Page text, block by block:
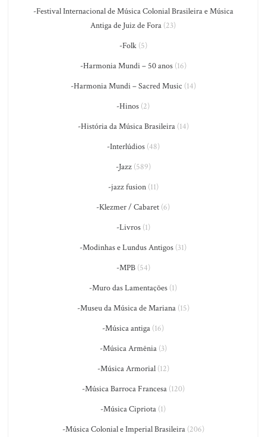
-Festival Internacional de Música Colonial Brasileira e Música
Antiga de Juiz de Fora (23)
-Folk(5)
-Harmonia Mundi – 50 anos(16)
-Harmonia Mundi – Sacred Music (14)
-Hinos (2)
-História da Música Brasileira(14)
-Interlúdios(48)
-Jazz(589)
-jazz fusion(11)
-Klezmer / Cabaret (6)
-Livros(1)
-Modinhas e Lundus Antigos (31)
-MPB(54)
-Muro das Lamentações (1)
-Museu da Música de Mariana(15)
-Música antiga (16)
-Música Armênia(3)
-Música Armorial(12)
-Música Barroca Francesa(120)
-Música Cipriota (1)
-Música Colonial e Imperial Brasileira(206)